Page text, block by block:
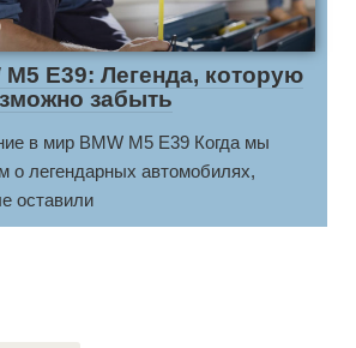
M5 E39: Легенда, которую
забыть
в мир BMW M5 E39 Когда мы
о легендарных автомобилях,
оставили